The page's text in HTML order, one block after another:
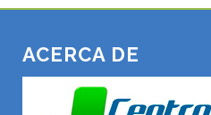
ACERCA DE